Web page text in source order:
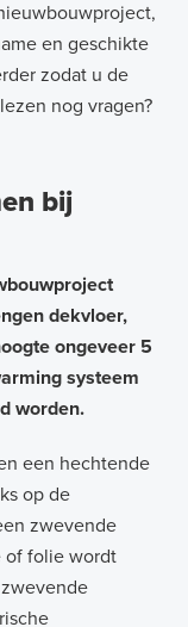
en geschikte
zodat u de
nog vragen?
bij
dekvloer,
ongeveer 5
systeem
worden.
een hechtende
op de
zwevende
of folie wordt